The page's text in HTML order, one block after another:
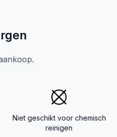
Niet geschikt voor chemisch
reinigen